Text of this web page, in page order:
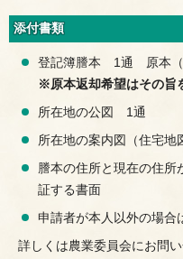
添付書類
登記簿謄本 1通 原本（
※原本返却希望はその旨
所在地の公図 1通
所在地の案内図（住宅
謄本の住所と現在の住所
証する書面
申請者が本人以外の場
詳しくは農業委員会にお問い